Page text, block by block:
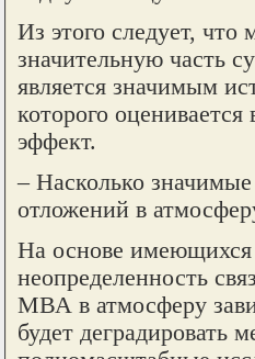
Из этого следует,
значительную часть
является значимым
которого
эффект.
– Насколько
отложений в
На основе имеющихся
неопределенность
МВА в атмосферу
будет деградировать